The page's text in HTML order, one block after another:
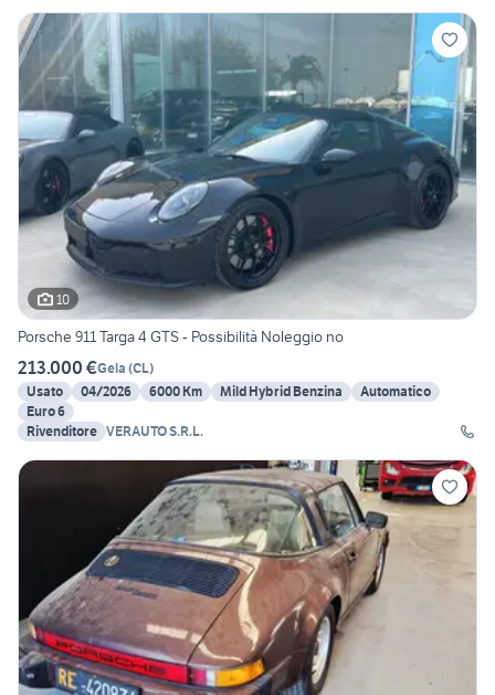
10
Porsche 911 Targa 4 GTS - Possibilità Noleggio no
213.000 €Gela (CL)
Usato
04/2026 6000 Km Mild Hybrid Benzina
Automatico
Euro 6
Rivenditore VERAUTO S.R.L.